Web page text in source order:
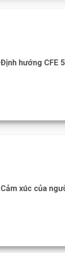
Định hướng CFE
Cảm xúc của